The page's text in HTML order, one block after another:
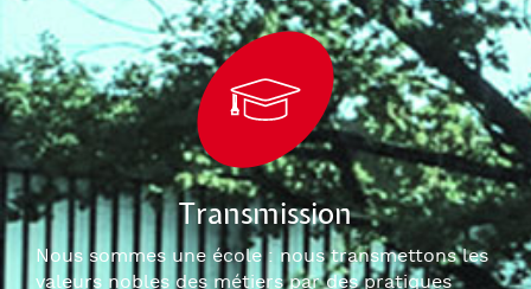
Transmission
Nous sommes une école : nous transmettons les
valeurs nobles des métiers par des pratiques